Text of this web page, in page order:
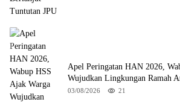
Apel Peringatan HAN 2026,
Wujudkan Lingkungan Ramah
03/08/2026 21